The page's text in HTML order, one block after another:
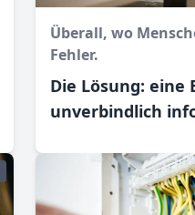
Überall, wo
Fehler.
Die Lösung:
unverbindlich